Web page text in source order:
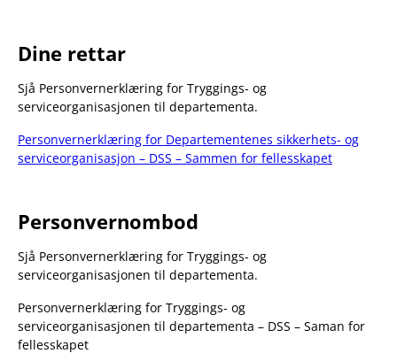
Dine rettar
Sjå Personvernerklæring for Tryggings- og
serviceorganisasjonen til departementa.
Personvernerklæring for Departementenes sikkerhets- og
serviceorganisasjon – DSS – Sammen for fellesskapet
Personvernombod
Sjå Personvernerklæring for Tryggings- og
serviceorganisasjonen til departementa.
Personvernerklæring for Tryggings- og
serviceorganisasjonen til departementa – DSS – Saman for
fellesskapet